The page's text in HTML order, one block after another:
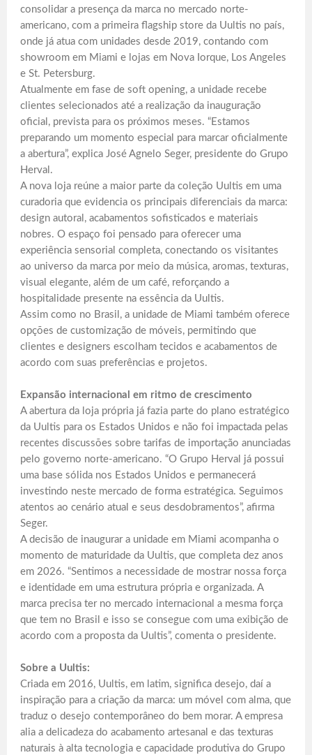
consolidar a presença da marca no mercado norte-
americano, com a primeira flagship store da Uultis no país,
onde já atua com unidades desde 2019, contando com
showroom em Miami e lojas em Nova Iorque, Los Angeles
e St. Petersburg.
Atualmente em fase de soft opening, a unidade recebe
clientes selecionados até a realização da inauguração
oficial, prevista para os próximos meses. “Estamos
preparando um momento especial para marcar oficialmente
a abertura”, explica José Agnelo Seger, presidente do Grupo
Herval.
A nova loja reúne a maior parte da coleção Uultis em uma
curadoria que evidencia os principais diferenciais da marca:
design autoral, acabamentos sofisticados e materiais
nobres. O espaço foi pensado para oferecer uma
experiência sensorial completa, conectando os visitantes
ao universo da marca por meio da música, aromas, texturas,
visual elegante, além de um café, reforçando a
hospitalidade presente na essência da Uultis.
Assim como no Brasil, a unidade de Miami também oferece
opções de customização de móveis, permitindo que
clientes e designers escolham tecidos e acabamentos de
acordo com suas preferências e projetos.
Expansão internacional em ritmo de crescimento
A abertura da loja própria já fazia parte do plano estratégico
da Uultis para os Estados Unidos e não foi impactada pelas
recentes discussões sobre tarifas de importação anunciadas
pelo governo norte-americano. “O Grupo Herval já possui
uma base sólida nos Estados Unidos e permanecerá
investindo neste mercado de forma estratégica. Seguimos
atentos ao cenário atual e seus desdobramentos”, afirma
Seger.
A decisão de inaugurar a unidade em Miami acompanha o
momento de maturidade da Uultis, que completa dez anos
em 2026. “Sentimos a necessidade de mostrar nossa força
e identidade em uma estrutura própria e organizada. A
marca precisa ter no mercado internacional a mesma força
que tem no Brasil e isso se consegue com uma exibição de
acordo com a proposta da Uultis”, comenta o presidente.
Sobre a Uultis:
Criada em 2016, Uultis, em latim, significa desejo, daí a
inspiração para a criação da marca: um móvel com alma, que
traduz o desejo contemporâneo do bem morar. A empresa
alia a delicadeza do acabamento artesanal e das texturas
naturais à alta tecnologia e capacidade produtiva do Grupo